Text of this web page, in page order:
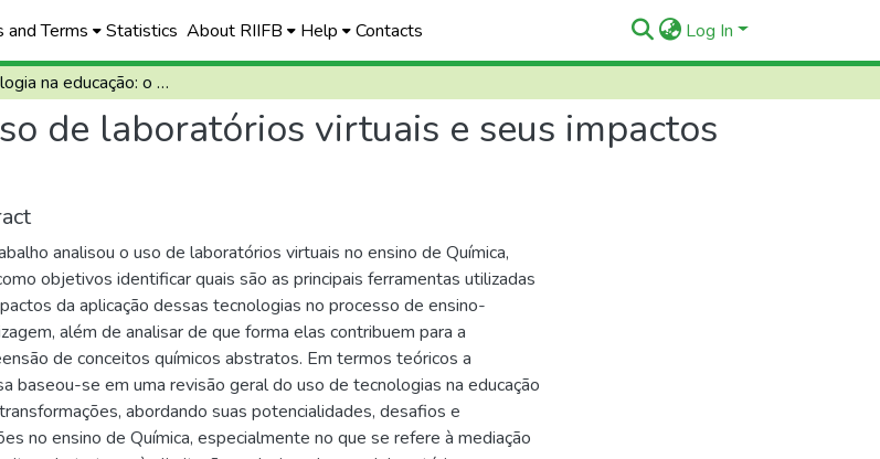
and Terms Statistics About RIIFB Help Contacts Log In
Tecnologia na educação: o uso de laboratórios virtuais e seus impactos no ensino de química
de laboratórios virtuais e seus impactos
analisou o uso de laboratórios virtuais no ensino de Química,
objetivos identificar quais são as principais ferramentas utilizadas
da aplicação dessas tecnologias no processo de ensino-
além de analisar de que forma elas contribuem para a
de conceitos químicos abstratos. Em termos teóricos a
baseou-se em uma revisão geral do uso de tecnologias na educação
abordando suas potencialidades, desafios e
no ensino de Química, especialmente no que se refere à mediação